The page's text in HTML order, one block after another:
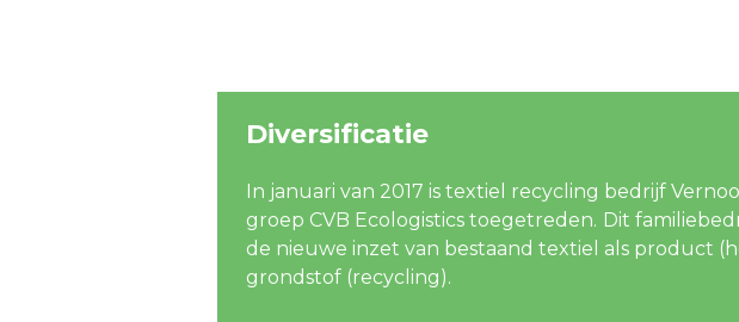
Diversificatie
In januari van 2017 is textiel recycling bedrijf
groep CVB Ecologistics toegetreden. Dit
de nieuwe inzet van bestaand textiel als product
grondstof (recycling).